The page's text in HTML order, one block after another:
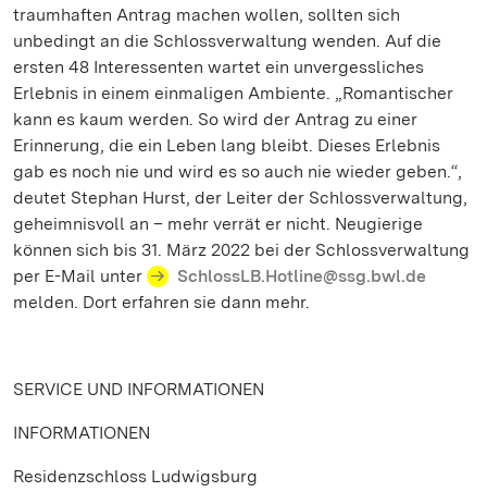
traumhaften Antrag machen wollen, sollten sich
unbedingt an die Schlossverwaltung wenden. Auf die
ersten 48 Interessenten wartet ein unvergessliches
Erlebnis in einem einmaligen Ambiente. „Romantischer
kann es kaum werden. So wird der Antrag zu einer
Erinnerung, die ein Leben lang bleibt. Dieses Erlebnis
gab es noch nie und wird es so auch nie wieder geben.“,
deutet Stephan Hurst, der Leiter der Schlossverwaltung,
geheimnisvoll an – mehr verrät er nicht. Neugierige
können sich bis 31. März 2022 bei der Schlossverwaltung
per E-Mail unter
SchlossLB.Hotline@ssg.bwl.de
melden. Dort erfahren sie dann mehr.
SERVICE UND INFORMATIONEN
INFORMATIONEN
Residenzschloss Ludwigsburg